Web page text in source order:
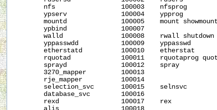
       nfs                 100003    nfsprog
       ypserv              100004    ypprog
mountd              100005    mount
       ypbind              100007
       walld               100008    rwall shutdown
       yppasswdd           100009    yppasswd
       etherstatd          100010    etherstat
rquotad             100011    rquotaprog
       sprayd              100012    spray
       3270_mapper         100013
       rje_mapper          100014
       selection_svc       100015    selnsvc
       database_svc        100016
       rexd                100017    rex